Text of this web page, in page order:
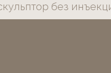
без инъекций